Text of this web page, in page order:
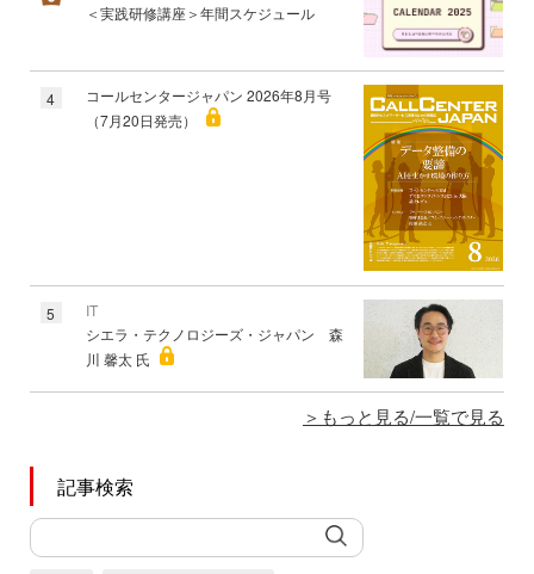
＜実践研修講座＞年間スケジュール
4
コールセンタージャパン 2026年8月号
（7月20日発売）
5
IT
シエラ・テクノロジーズ・ジャパン 森
川 馨太 氏
もっと見る/一覧で見る
記事検索